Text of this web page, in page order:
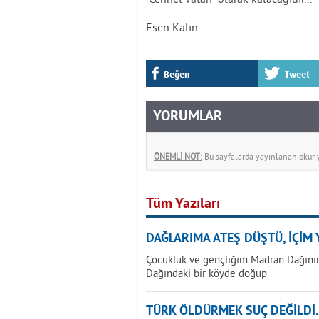
Esen Kalın...
Beğen Tweet
YORUMLAR
ÖNEMLİ NOT: Bu sayfalarda yayınlanan
Tüm Yazıları
DAĞLARIMA ATEŞ DÜŞTÜ, İÇİM
Çocukluk ve gençliğim Madran
Dağındaki bir köyde doğup
TÜRK ÖLDÜRMEK SUÇ